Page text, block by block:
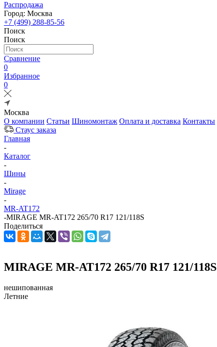
Распродажа
Город: Москва
+7 (499) 288-85-56
Поиск
Поиск
Сравнение
0
Избранное
0
Москва
О компании Статьи Шиномонтаж Оплата и доставка Контакты
Стаус заказа
Главная
-
Каталог
-
Шины
-
Mirage
-
MR-AT172
-MIRAGE MR-AT172 265/70 R17 121/118S
Поделиться
MIRAGE MR-AT172 265/70 R17 121/118S
нешипованная
Летние